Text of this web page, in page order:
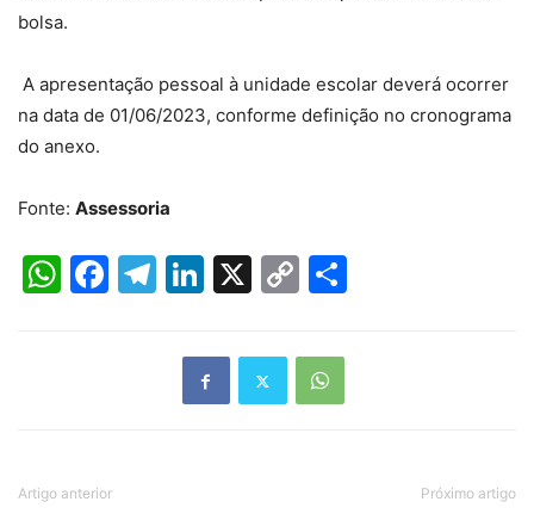
bolsa.
A apresentação pessoal à unidade escolar deverá ocorrer
na data de 01/06/2023, conforme definição no cronograma
do anexo.
Fonte: Assessoria
WhatsApp
Facebook
Telegram
LinkedIn
X
Copy
Artigo anterior Próximo artigo